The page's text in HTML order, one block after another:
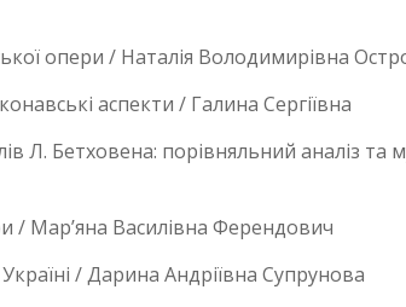
опери / Наталія Володимирівна
аспекти / Галина Сергіївна
Л. Бетховена: порівняльний аналіз та
/ Мар’яна Василівна Ферендович
/ Дарина Андріївна Супрунова